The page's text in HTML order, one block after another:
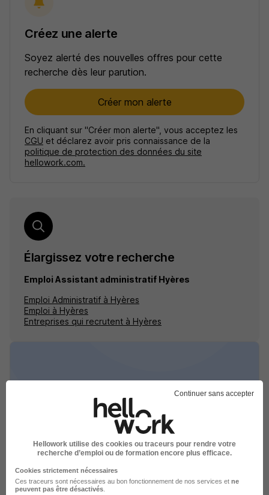
Créez une alerte
Soyez alerté des nouvelles offres pour cette
recherche dès leur parution.
Créer mon alerte
En cliquant sur "Créer mon alerte", vous acceptez les
CGU et déclarez avoir pris connaissance de la
politique de protection des données du site
hellowork.com.
Élargissez votre recherche
Emploi Assistant administratif Hyères
Emploi Administratif à Hyères
Emploi à Hyères
Entreprises qui recrutent à Hyères
Assistant Technique et Administratif en
Audioprothèse H/F
Hyères - 83 CDI Temps partiel
Cette offre n’est plus disponible depuis le 04/05/26
Continuer sans accepter
Hellowork utilise des cookies ou traceurs pour rendre votre
recherche d’emploi ou de formation encore plus efficace.
Cookies strictement nécessaires
Ces traceurs sont nécessaires au bon fonctionnement de nos services et ne
peuvent pas être désactivés